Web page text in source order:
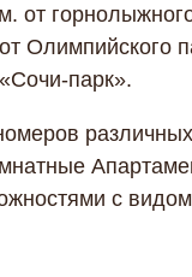
от
Олимпийского
парк».
с